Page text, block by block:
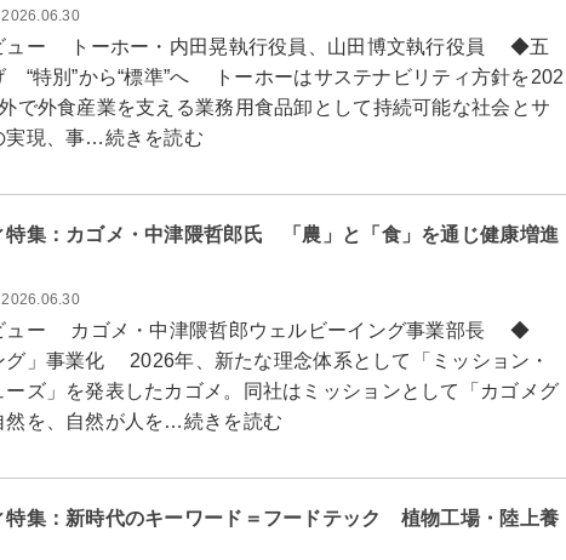
2026.06.30
ー トーホー・内田晃執行役員、山田博文執行役員 ◆五
“特別”から“標準”へ トーホーはサステナビリティ方針を202
で外食産業を支える業務用食品卸として持続可能な社会とサ
実現、事…続きを読む
特集：カゴメ・中津隈哲郎氏 「農」と「食」を通じ健康増進
2026.06.30
ー カゴメ・中津隈哲郎ウェルビーイング事業部長 ◆
グ」事業化 2026年、新たな理念体系として「ミッション・
ーズ」を発表したカゴメ。同社はミッションとして「カゴメグ
然を、自然が人を…続きを読む
特集：新時代のキーワード＝フードテック 植物工場・陸上養